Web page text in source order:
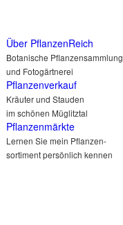
Über PflanzenReich
Botanische Pflanzensammlung
und Fotogärtnerei
Pflanzenverkauf
Kräuter und Stauden
im schönen Müglitztal
Pflanzenmärkte
Lernen Sie mein Pflanzen-
sortiment persönlich kennen